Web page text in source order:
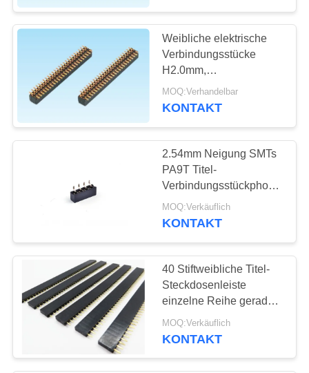
FABRIK-
AUSFLUG
QUALITÄTSKONTROLLE
TRETEN
SIE
VERBINDUNG
FORDERN
SIE
Weibliche elektrische
Verbindungsstücke
H2.0mm,
Steckerbuchse-
Verbindungsstück mit
MOQ:Verhandelbar
KONTAKT
2.54mm Neigung SMTs
PA9T Titel-
Verbindungsstückphosphor-
bronze Golddes blitz-4P
weibliche
MOQ:Verkäuflich
KONTAKT
40 Stiftweibliche Titel-
Steckdosenleiste
einzelne Reihe gerades
BAD für Automobil
MOQ:Verkäuflich
KONTAKT